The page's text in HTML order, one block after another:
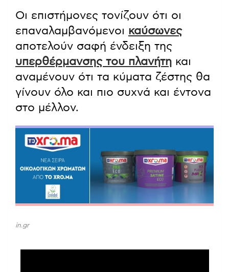
Οι επιστήμονες τονίζουν ότι οι
επαναλαμβανόμενοι καύσωνες
αποτελούν σαφή ένδειξη της
υπερθέρμανσης του πλανήτη και
αναμένουν ότι τα κύματα ζέστης θα
γίνουν όλο και πιο συχνά και έντονα
στο μέλλον.
in.gr